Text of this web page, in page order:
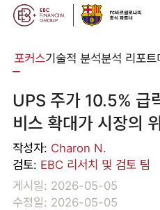
포커스기술적 분석분석 리포트
UPS 주가 10.5% 급
비스 확대가 시장의
작성자: Charon N.
검토: EBC 리서치 및 검토 팀
게시일: 2026-05-05
수정일: 2026-05-05